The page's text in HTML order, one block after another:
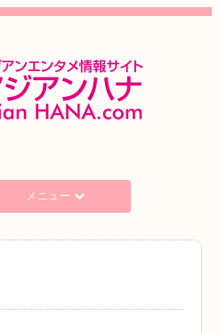
メニュー